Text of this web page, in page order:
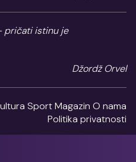
pričati istinu je
Džordž Orvel
SportMagazin O nama
Politika privatnosti